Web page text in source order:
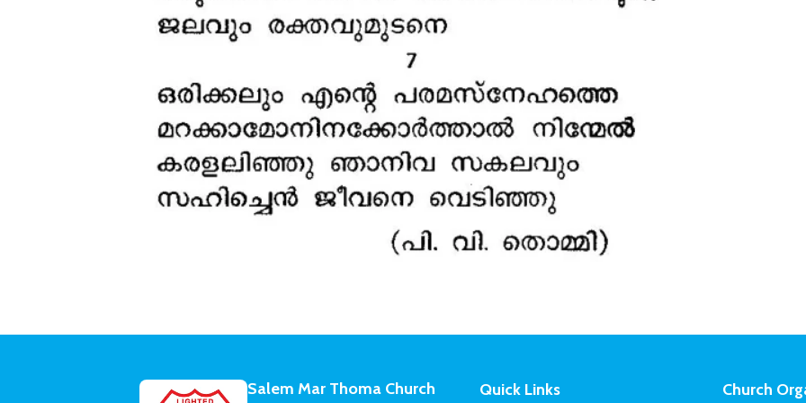
Salem Mar Thoma Church Quick Links Church